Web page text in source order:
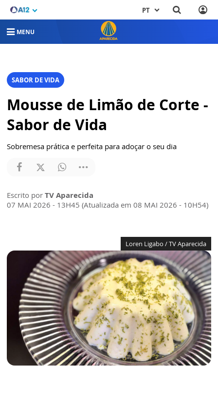
PT
MENU
SABOR DE VIDA
Mousse de Limão de Corte -
Sabor de Vida
Sobremesa prática e perfeita para adoçar o seu dia
Escrito por TV Aparecida
07 MAI 2026 - 13H45 (Atualizada em 08 MAI 2026 - 10H54)
Loren Ligabo / TV Aparecida